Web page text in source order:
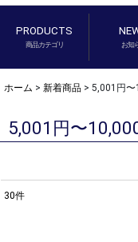
PRODUCTS
商品カテゴリ お知
ホーム > 新着商品 > 5,001円〜
5,001円〜
30件